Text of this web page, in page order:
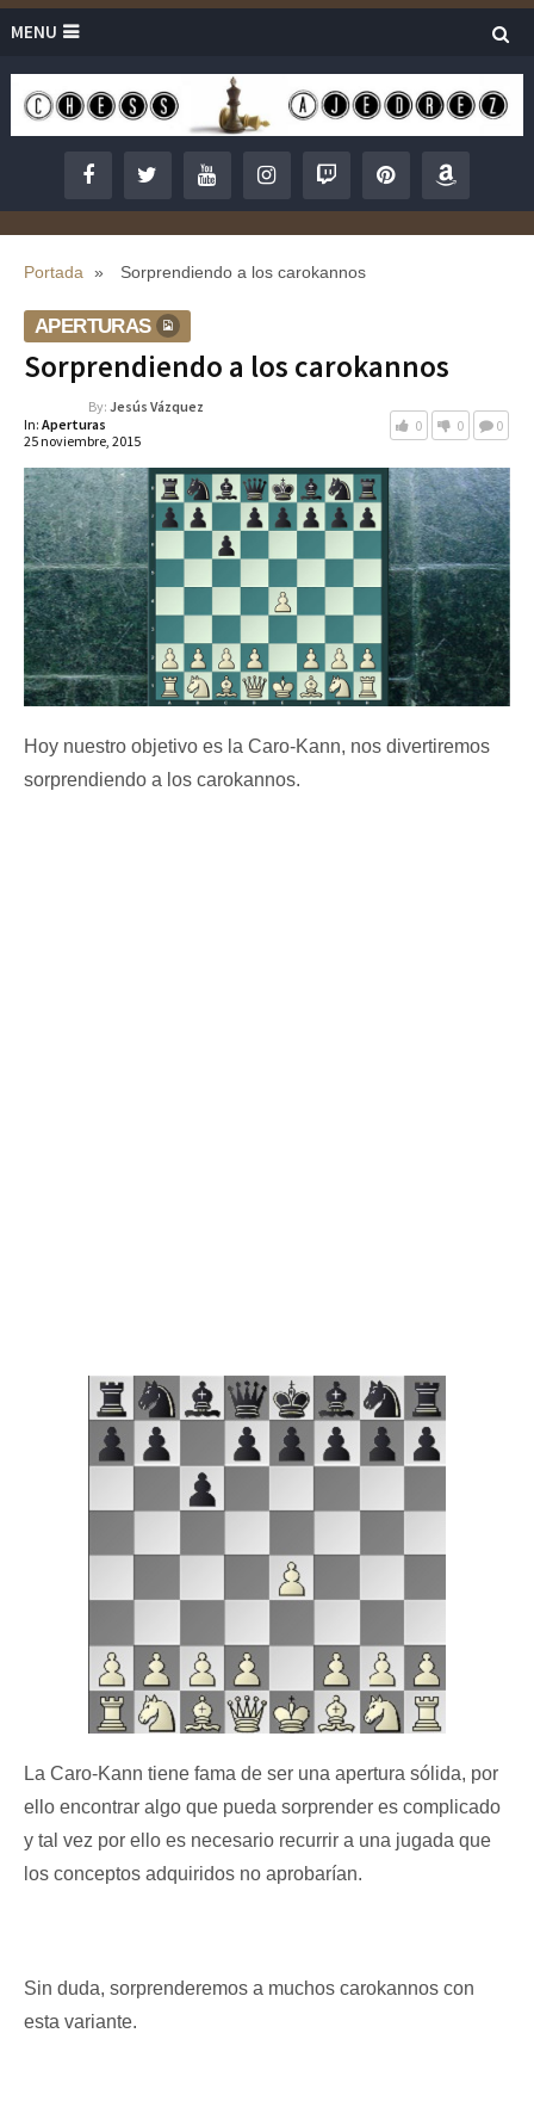
MENU
Portada » Sorprendiendo a los carokannos
APERTURAS
Sorprendiendo a los carokannos
By: Jesús Vázquez
In: Aperturas
25 noviembre, 2015
0 0 0
Hoy nuestro objetivo es la Caro-Kann, nos divertiremos
sorprendiendo a los carokannos.
La Caro-Kann tiene fama de ser una apertura sólida, por
ello encontrar algo que pueda sorprender es complicado
y tal vez por ello es necesario recurrir a una jugada que
los conceptos adquiridos no aprobarían.
Sin duda, sorprenderemos a muchos carokannos con
esta variante.